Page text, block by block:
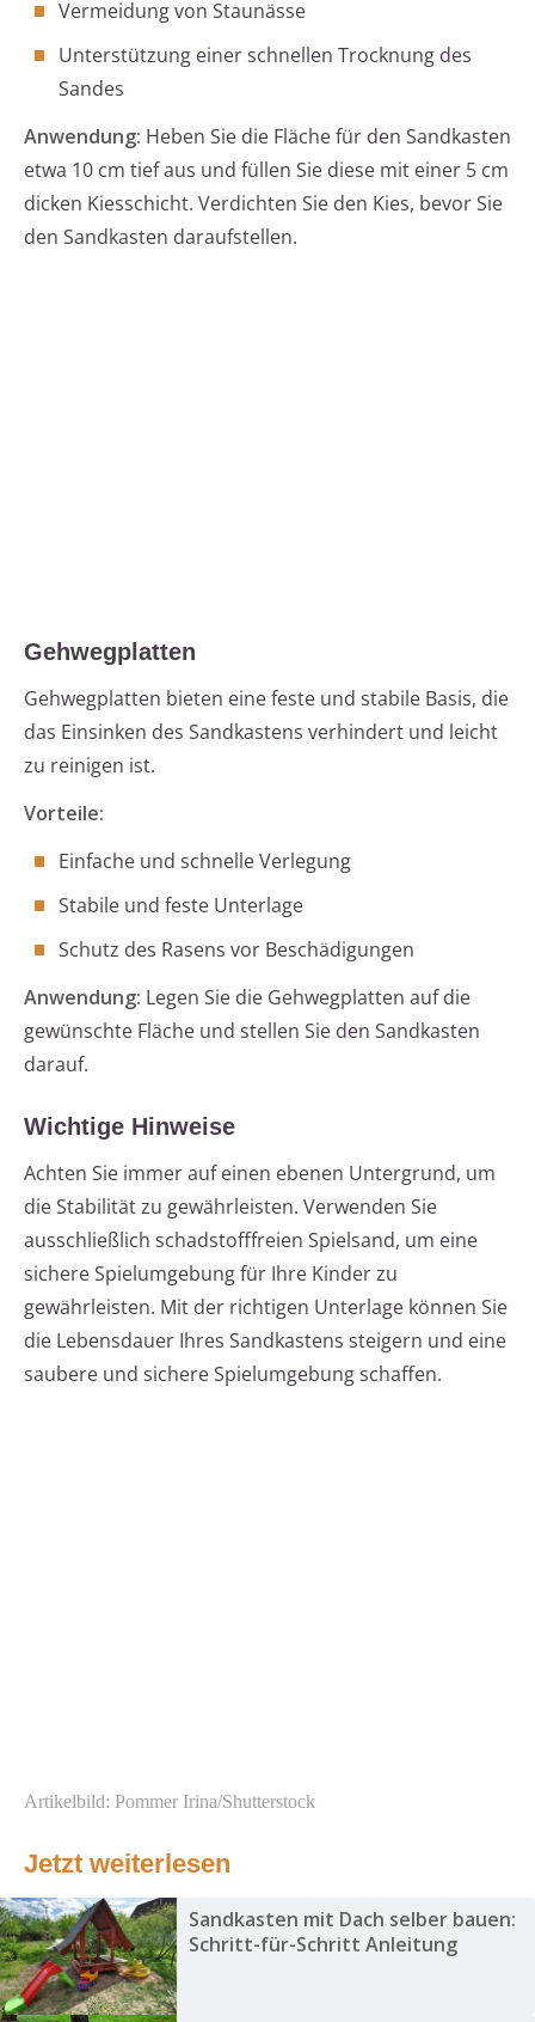
Vermeidung von Staunässe
Unterstützung einer schnellen Trocknung des
Sandes
Anwendung: Heben Sie die Fläche für den Sandkasten
etwa 10 cm tief aus und füllen Sie diese mit einer 5 cm
dicken Kiesschicht. Verdichten Sie den Kies, bevor Sie
den Sandkasten daraufstellen.
Gehwegplatten
Gehwegplatten bieten eine feste und stabile Basis, die
das Einsinken des Sandkastens verhindert und leicht
zu reinigen ist.
Vorteile:
Einfache und schnelle Verlegung
Stabile und feste Unterlage
Schutz des Rasens vor Beschädigungen
Anwendung: Legen Sie die Gehwegplatten auf die
gewünschte Fläche und stellen Sie den Sandkasten
darauf.
Wichtige Hinweise
Achten Sie immer auf einen ebenen Untergrund, um
die Stabilität zu gewährleisten. Verwenden Sie
ausschließlich schadstofffreien Spielsand, um eine
sichere Spielumgebung für Ihre Kinder zu
gewährleisten. Mit der richtigen Unterlage können Sie
die Lebensdauer Ihres Sandkastens steigern und eine
saubere und sichere Spielumgebung schaffen.
Artikelbild: Pommer Irina/Shutterstock
Jetzt weiterlesen
Sandkasten mit Dach selber bauen:
Schritt-für-Schritt Anleitung